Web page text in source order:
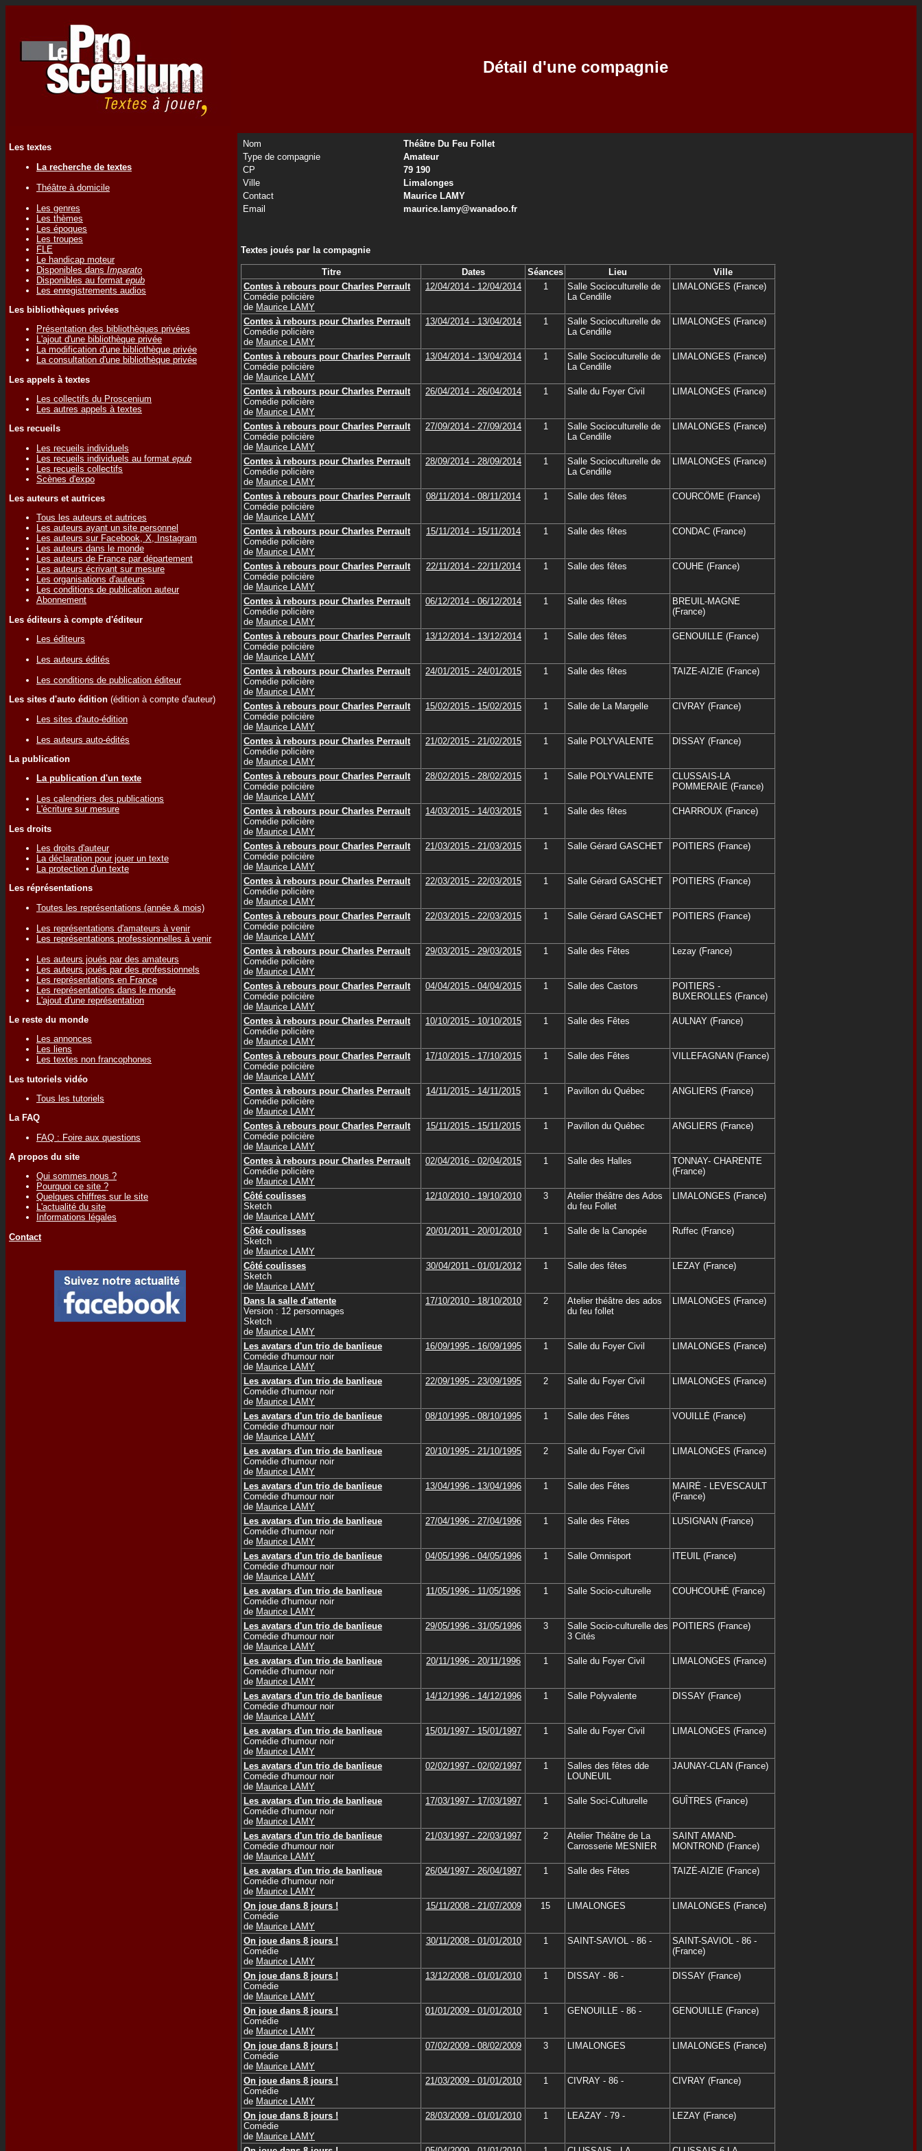
Détail d'une compagnie
Les textes
La recherche de textes
Théâtre à domicile
Les genres
Les thèmes
Les époques
Les troupes
FLE
Le handicap moteur
Disponibles dans Imparato
Disponibles au format epub
Les enregistrements audios
Les bibliothèques privées
Présentation des bibliothèques privées
L'ajout d'une bibliothèque privée
La modification d'une bibliothèque privée
La consultation d'une bibliothèque privée
Les appels à textes
Les collectifs du Proscenium
Les autres appels à textes
Les recueils
Les recueils individuels
Les recueils individuels au format epub
Les recueils collectifs
Scènes d'expo
Les auteurs et autrices
Tous les auteurs et autrices
Les auteurs ayant un site personnel
Les auteurs sur Facebook, X, Instagram
Les auteurs dans le monde
Les auteurs de France par département
Les auteurs écrivant sur mesure
Les organisations d'auteurs
Les conditions de publication auteur
Abonnement
Les éditeurs à compte d'éditeur
Les éditeurs
Les auteurs édités
Les conditions de publication éditeur
Les sites d'auto édition (édition à compte d'auteur)
Les sites d'auto-édition
Les auteurs auto-édités
La publication
La publication d'un texte
Les calendriers des publications
L'écriture sur mesure
Les droits
Les droits d'auteur
La déclaration pour jouer un texte
La protection d'un texte
Les réprésentations
Toutes les représentations (année & mois)
Les représentations d'amateurs à venir
Les représentations professionnelles à venir
Les auteurs joués par des amateurs
Les auteurs joués par des professionnels
Les représentations en France
Les représentations dans le monde
L'ajout d'une représentation
Le reste du monde
Les annonces
Les liens
Les textes non francophones
Les tutoriels vidéo
Tous les tutoriels
La FAQ
FAQ : Foire aux questions
A propos du site
Qui sommes nous ?
Pourquoi ce site ?
Quelques chiffres sur le site
L'actualité du site
Informations légales
Contact
Nom
Théâtre Du Feu Follet
Type de compagnie
Amateur
CP
79 190
Ville
Limalonges
Contact
Maurice LAMY
Email
maurice.lamy@wanadoo.fr
Textes joués par la compagnie
Titre Dates Séances Lieu
Ville
Contes à rebours pour Charles Perrault
Comédie policière
de Maurice LAMY
12/04/2014 - 12/04/2014 1
Salle Socioculturelle de
La Cendille
LIMALONGES (France)
Contes à rebours pour Charles Perrault
Comédie policière
de Maurice LAMY
13/04/2014 - 13/04/2014 1
Salle Socioculturelle de
La Cendille
LIMALONGES (France)
Contes à rebours pour Charles Perrault
Comédie policière
de Maurice LAMY
13/04/2014 - 13/04/2014 1
Salle Socioculturelle de
La Cendille
LIMALONGES (France)
Contes à rebours pour Charles Perrault
Comédie policière
de Maurice LAMY
26/04/2014 - 26/04/2014 1 Salle du Foyer Civil LIMALONGES (France)
Contes à rebours pour Charles Perrault
Comédie policière
de Maurice LAMY
27/09/2014 - 27/09/2014 1
Salle Socioculturelle de
La Cendille
LIMALONGES (France)
Contes à rebours pour Charles Perrault
Comédie policière
de Maurice LAMY
28/09/2014 - 28/09/2014 1
Salle Socioculturelle de
La Cendille
LIMALONGES (France)
Contes à rebours pour Charles Perrault
Comédie policière
de Maurice LAMY
08/11/2014 - 08/11/2014 1 Salle des fêtes COURCÖME (France)
Contes à rebours pour Charles Perrault
Comédie policière
de Maurice LAMY
15/11/2014 - 15/11/2014 1 Salle des fêtes CONDAC (France)
Contes à rebours pour Charles Perrault
Comédie policière
de Maurice LAMY
22/11/2014 - 22/11/2014 1 Salle des fêtes COUHE (France)
Contes à rebours pour Charles Perrault
Comédie policière
de Maurice LAMY
06/12/2014 - 06/12/2014 1 Salle des fêtes
BREUIL-MAGNE
(France)
Contes à rebours pour Charles Perrault
Comédie policière
de Maurice LAMY
13/12/2014 - 13/12/2014 1 Salle des fêtes GENOUILLE (France)
Contes à rebours pour Charles Perrault
Comédie policière
de Maurice LAMY
24/01/2015 - 24/01/2015 1 Salle des fêtes TAIZE-AIZIE (France)
Contes à rebours pour Charles Perrault
Comédie policière
de Maurice LAMY
15/02/2015 - 15/02/2015 1 Salle de La Margelle CIVRAY (France)
Contes à rebours pour Charles Perrault
Comédie policière
de Maurice LAMY
21/02/2015 - 21/02/2015 1 Salle POLYVALENTE DISSAY (France)
Contes à rebours pour Charles Perrault
Comédie policière
de Maurice LAMY
28/02/2015 - 28/02/2015 1 Salle POLYVALENTE
CLUSSAIS-LA
POMMERAIE (France)
Contes à rebours pour Charles Perrault
Comédie policière
de Maurice LAMY
14/03/2015 - 14/03/2015 1 Salle des fêtes CHARROUX (France)
Contes à rebours pour Charles Perrault
Comédie policière
de Maurice LAMY
21/03/2015 - 21/03/2015 1 Salle Gérard GASCHET POITIERS (France)
Contes à rebours pour Charles Perrault
Comédie policière
de Maurice LAMY
22/03/2015 - 22/03/2015 1 Salle Gérard GASCHET POITIERS (France)
Contes à rebours pour Charles Perrault
Comédie policière
de Maurice LAMY
22/03/2015 - 22/03/2015 1 Salle Gérard GASCHET POITIERS (France)
Contes à rebours pour Charles Perrault
Comédie policière
de Maurice LAMY
29/03/2015 - 29/03/2015 1 Salle des Fêtes Lezay (France)
Contes à rebours pour Charles Perrault
Comédie policière
de Maurice LAMY
04/04/2015 - 04/04/2015 1 Salle des Castors
POITIERS -
BUXEROLLES (France)
Contes à rebours pour Charles Perrault
Comédie policière
de Maurice LAMY
10/10/2015 - 10/10/2015 1 Salle des Fêtes AULNAY (France)
Contes à rebours pour Charles Perrault
Comédie policière
de Maurice LAMY
17/10/2015 - 17/10/2015 1 Salle des Fêtes VILLEFAGNAN (France)
Contes à rebours pour Charles Perrault
Comédie policière
de Maurice LAMY
14/11/2015 - 14/11/2015 1 Pavillon du Québec ANGLIERS (France)
Contes à rebours pour Charles Perrault
Comédie policière
de Maurice LAMY
15/11/2015 - 15/11/2015 1 Pavillon du Québec ANGLIERS (France)
Contes à rebours pour Charles Perrault
Comédie policière
de Maurice LAMY
02/04/2016 - 02/04/2015 1 Salle des Halles
TONNAY- CHARENTE
(France)
Côté coulisses
Sketch
de Maurice LAMY
12/10/2010 - 19/10/2010 3
Atelier théâtre des Ados
du feu Follet
LIMALONGES (France)
Côté coulisses
Sketch
de Maurice LAMY
20/01/2011 - 20/01/2010 1 Salle de la Canopée Ruffec (France)
Côté coulisses
Sketch
de Maurice LAMY
30/04/2011 - 01/01/2012 1 Salle des fêtes LEZAY (France)
Dans la salle d'attente
Version : 12 personnages
Sketch
de Maurice LAMY
17/10/2010 - 18/10/2010 2
Atelier théâtre des ados
du feu follet
LIMALONGES (France)
Les avatars d'un trio de banlieue
Comédie d'humour noir
de Maurice LAMY
16/09/1995 - 16/09/1995 1 Salle du Foyer Civil LIMALONGES (France)
Les avatars d'un trio de banlieue
Comédie d'humour noir
de Maurice LAMY
22/09/1995 - 23/09/1995 2 Salle du Foyer Civil LIMALONGES (France)
Les avatars d'un trio de banlieue
Comédie d'humour noir
de Maurice LAMY
08/10/1995 - 08/10/1995 1 Salle des Fêtes VOUILLĖ (France)
Les avatars d'un trio de banlieue
Comédie d'humour noir
de Maurice LAMY
20/10/1995 - 21/10/1995 2 Salle du Foyer Civil LIMALONGES (France)
Les avatars d'un trio de banlieue
Comédie d'humour noir
de Maurice LAMY
13/04/1996 - 13/04/1996 1 Salle des Fêtes
MAIRĖ - LEVESCAULT
(France)
Les avatars d'un trio de banlieue
Comédie d'humour noir
de Maurice LAMY
27/04/1996 - 27/04/1996 1 Salle des Fêtes LUSIGNAN (France)
Les avatars d'un trio de banlieue
Comédie d'humour noir
de Maurice LAMY
04/05/1996 - 04/05/1996 1 Salle Omnisport ITEUIL (France)
Les avatars d'un trio de banlieue
Comédie d'humour noir
de Maurice LAMY
11/05/1996 - 11/05/1996 1 Salle Socio-culturelle COUHCOUHĖ (France)
Les avatars d'un trio de banlieue
Comédie d'humour noir
de Maurice LAMY
29/05/1996 - 31/05/1996 3
Salle Socio-culturelle des
3 Cités
POITIERS (France)
Les avatars d'un trio de banlieue
Comédie d'humour noir
de Maurice LAMY
20/11/1996 - 20/11/1996 1 Salle du Foyer Civil LIMALONGES (France)
Les avatars d'un trio de banlieue
Comédie d'humour noir
de Maurice LAMY
14/12/1996 - 14/12/1996 1 Salle Polyvalente DISSAY (France)
Les avatars d'un trio de banlieue
Comédie d'humour noir
de Maurice LAMY
15/01/1997 - 15/01/1997 1 Salle du Foyer Civil LIMALONGES (France)
Les avatars d'un trio de banlieue
Comédie d'humour noir
de Maurice LAMY
02/02/1997 - 02/02/1997 1
Salles des fêtes dde
LOUNEUIL
JAUNAY-CLAN (France)
Les avatars d'un trio de banlieue
Comédie d'humour noir
de Maurice LAMY
17/03/1997 - 17/03/1997 1 Salle Soci-Culturelle GUÎTRES (France)
Les avatars d'un trio de banlieue
Comédie d'humour noir
de Maurice LAMY
21/03/1997 - 22/03/1997 2
Atelier Théâtre de La
Carrosserie MESNIER
SAINT AMAND-
MONTROND (France)
Les avatars d'un trio de banlieue
Comédie d'humour noir
de Maurice LAMY
26/04/1997 - 26/04/1997 1 Salle des Fêtes TAIZĖ-AIZIE (France)
On joue dans 8 jours !
Comédie
de Maurice LAMY
15/11/2008 - 21/07/2009 15 LIMALONGES LIMALONGES (France)
On joue dans 8 jours !
Comédie
de Maurice LAMY
30/11/2008 - 01/01/2010 1 SAINT-SAVIOL - 86 -
SAINT-SAVIOL - 86 -
(France)
On joue dans 8 jours !
Comédie
de Maurice LAMY
13/12/2008 - 01/01/2010 1 DISSAY - 86 - DISSAY (France)
On joue dans 8 jours !
Comédie
de Maurice LAMY
01/01/2009 - 01/01/2010 1 GENOUILLE - 86 - GENOUILLE (France)
On joue dans 8 jours !
Comédie
de Maurice LAMY
07/02/2009 - 08/02/2009 3 LIMALONGES LIMALONGES (France)
On joue dans 8 jours !
Comédie
de Maurice LAMY
21/03/2009 - 01/01/2010 1 CIVRAY - 86 - CIVRAY (France)
On joue dans 8 jours !
Comédie
de Maurice LAMY
28/03/2009 - 01/01/2010 1 LEAZAY - 79 - LEZAY (France)